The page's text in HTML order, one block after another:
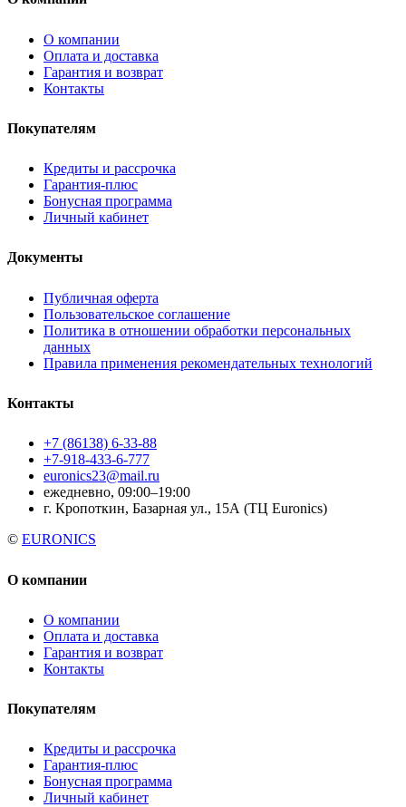
О компании
Оплата и доставка
Гарантия и возврат
Контакты
Покупателям
Кредиты и рассрочка
Гарантия-плюс
Бонусная программа
Личный кабинет
Документы
Публичная оферта
Пользовательское соглашение
Политика в отношении обработки персональных
данных
Правила применения рекомендательных технологий
Контакты
+7 (86138) 6-33-88
+7-918-433-6-777
euronics23@mail.ru
ежедневно, 09:00–19:00
г. Кропоткин, Базарная ул., 15А (ТЦ Euronics)
© EURONICS
О компании
О компании
Оплата и доставка
Гарантия и возврат
Контакты
Покупателям
Кредиты и рассрочка
Гарантия-плюс
Бонусная программа
Личный кабинет